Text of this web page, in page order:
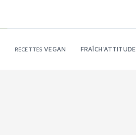
RECETTESVEGAN FRAÎCH'ATTITUDE